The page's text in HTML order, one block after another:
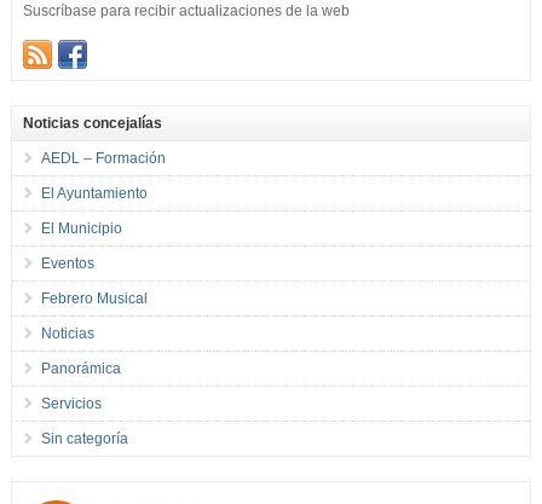
Suscríbase para recibir actualizaciones de la web
Noticias concejalías
AEDL – Formación
El Ayuntamiento
El Municipio
Eventos
Febrero Musical
Noticias
Panorámica
Servicios
Sin categoría